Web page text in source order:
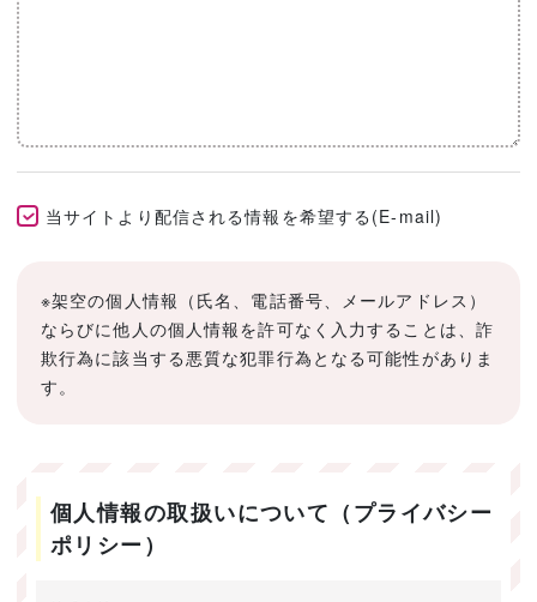
当サイトより配信される情報を希望する(E-mail)
※架空の個人情報（氏名、電話番号、メールアドレス）
ならびに他人の個人情報を許可なく入力することは、詐
欺行為に該当する悪質な犯罪行為となる可能性がありま
す。
個人情報の取扱いについて（プライバシー
ポリシー）